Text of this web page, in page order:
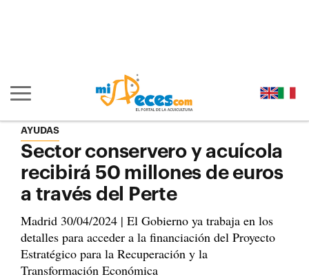
Mostrar/ocultar navegación principal
AYUDAS
Sector conservero y acuícola
recibirá 50 millones de euros
a través del Perte
Madrid 30/04/2024 | El Gobierno ya trabaja en los
detalles para acceder a la financiación del Proyecto
Estratégico para la Recuperación y la
Transformación Económica